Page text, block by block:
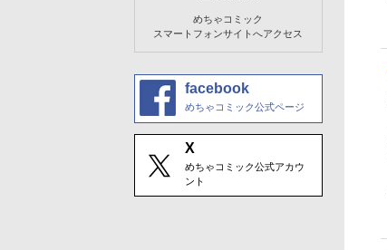
めちゃコミック
スマートフォンサイトへアクセス
facebook
めちゃコミック公式ページ
X
めちゃコミック公式アカウ
ント